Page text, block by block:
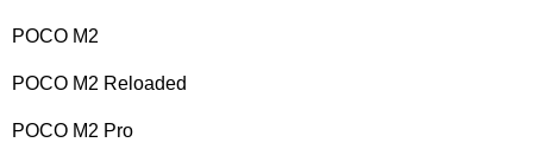
POCO M2
POCO M2 Reloaded
POCO M2 Pro